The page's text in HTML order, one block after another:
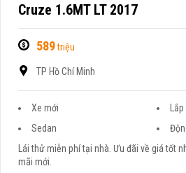
Cruze 1.6MT LT 2017
589triệu
TP Hồ Chí Minh
Xe mới
Sedan
Lái thử miễn phí tại nhà. Ưu đãi về giá tốt
mãi mới.